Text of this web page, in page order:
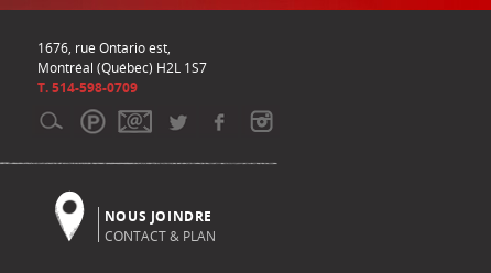
1676, rue Ontario est,
Montréal (Québec) H2L 1S7
T. 514-598-0709
NOUS JOINDRE
CONTACT & PLAN